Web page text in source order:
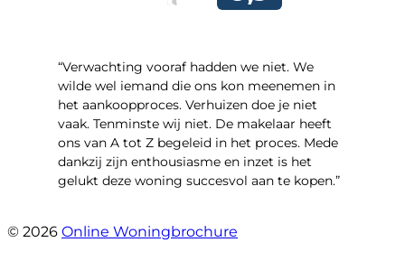
“Verwachting vooraf hadden we niet. We
wilde wel iemand die ons kon meenemen in
het aankoopproces. Verhuizen doe je niet
vaak. Tenminste wij niet. De makelaar heeft
ons van A tot Z begeleid in het proces. Mede
dankzij zijn enthousiasme en inzet is het
gelukt deze woning succesvol aan te kopen.”
© 2026 Online Woningbrochure